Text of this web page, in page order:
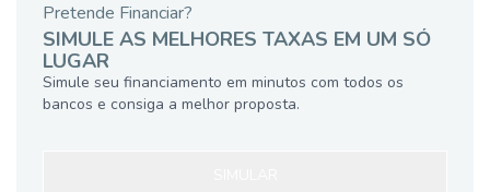
Pretende Financiar?
SIMULE AS MELHORES TAXAS EM UM SÓ
LUGAR
Simule seu financiamento em minutos com todos os
bancos e consiga a melhor proposta.